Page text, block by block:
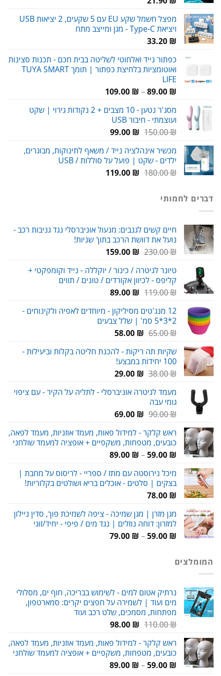
מפצל חשמל שקע EU עם 5 שקעים, 2 יציאות USB
ויציאת Type-C - מגן ומייצב מתח
33.20 ₪
כפתור נייד ואלחוטי לשליטה בבית חכם - תכנות סצינות
ואוטומציות בלחיצת כפתור | תומך TUYA SMART
LIFE
89.00 ₪
–
109.00 ₪
מסג'ר נטען - 10 מצבים + 2 נקודות גירוי | שקט
ועוצמתי - חיבור USB
150.00₪
המחיר
היה:
150.00 ₪.
99.00 ₪
המחיר
הוא:
99.00 ₪.
מכשיר אינהלציה נייד / משאף לתינוקות, מבוגרים,
ילדים - שקט | פועל על סוללות / USB
180.00₪
המחיר119.00 ₪
המחיר
דברים לחמותי
חיים קשים לגנבים: מנעול אוניברסלי נגד גניבות רכב -
נועל את דוושת הרכב בתוך שניות!
230.00₪
המחיר
היה:
230.00 ₪.
159.00 ₪
המחיר
הוא:
159.00 ₪.
טיונר לגיטרה / כינור / יוקללה - נייד וקומפקטי +
קליפס - לכיוון אקורדים / טונים / תווים
119.00₪
המחיר
היה:
119.00 ₪.
89.00 ₪
המחיר
הוא:
89.00 ₪.
12 מנג'טים מסיליקון - מיוחדים לאפיה ולקינוחים -
2*3*5 סמ' | שלל צבעים
65.00₪
המחיר
היה:
65.00 ₪.
58.00 ₪
המחיר
הוא:
שקיות תה ריקות - להכנת חליטה בקלות וביעילות -
100 יחידות במבצע!
38.00₪
המחיר
היה:
29.00 ₪
המחיר
הוא:
מעמד לגיטרה אוניברסלי - לתליה על הקיר - עם ציפוי
גומי עבה
90.00₪
המחיר
היה:
90.00 ₪.
69.00 ₪
המחיר
הוא:
69.00 ₪.
ראש קלקר - למידול פאות, מעמד אוזניות, מעמד לפאה,
כובעים, מטפחות, משקפיים + אופציה למעמד שולחני
59.00 ₪
–
89.00 ₪
טווח
עד
מיכל נירוסטה עם מתז / ספריי - לריסוס על מחבת |
בצקים | סלטים - אוכלים בריא ושולטים בקלוריות!
78.00 ₪
מגן מזרן | מגן שמיכה - ציפה לשמיכת פוך, סדין ניילון
למזרון: דוחה נוזלים | נגד מים / פיפי - יחיד/זוגי
59.00 ₪
–
79.00 ₪
טווח
המומלצים
נרתיק אטום למים - לשימוש בבריכה, חוף ים, מסלולי
מים ועוד | לשמירה על חפצים יקרים: סמארטפון,
מפתחות, מסמכים, שלט רכב ועוד
110.00₪
המחיר
היה:
110.00 ₪.
98.00 ₪
המחיר
הוא:
98.00 ₪.
ראש קלקר - למידול פאות, מעמד אוזניות, מעמד לפאה,
כובעים, מטפחות, משקפיים + אופציה למעמד שולחני
59.00 ₪
–
89.00 ₪
טווח